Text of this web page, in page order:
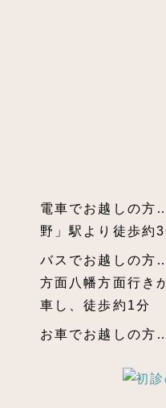
電車でお越しの方
野」駅より徒歩約3
バスでお越しの方
方面八幡方面行き
車し、徒歩約1分
お車でお越しの方